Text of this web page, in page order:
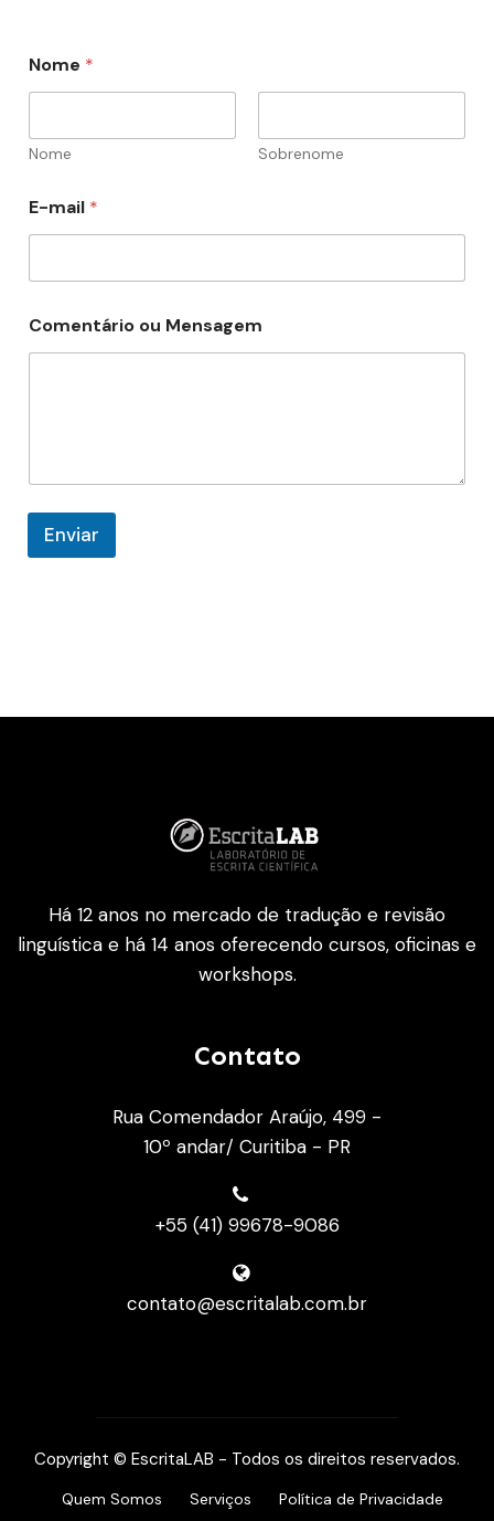
M
e
s
a
m
*
Nome *
Nome Sobrenome
E-mail *
Comentário ou Mensagem
Enviar
Há 12 anos no mercado de tradução e revisão
linguística e há 14 anos oferecendo cursos, oficinas e
workshops.
Contato
Rua Comendador Araújo, 499 -
10º andar/ Curitiba - PR
+55 (41) 99678-9086
contato@escritalab.com.br
Copyright © EscritaLAB - Todos os direitos reservados.
Quem Somos Serviços Política de Privacidade